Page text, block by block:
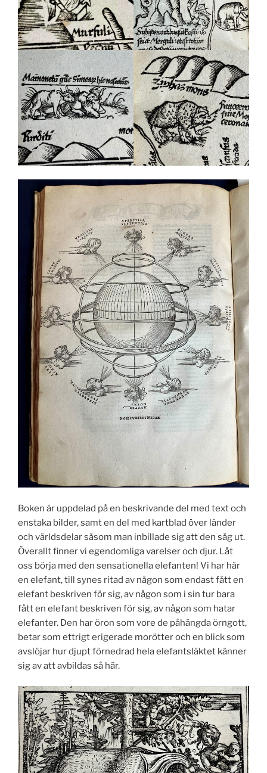
Boken är uppdelad på en beskrivande del med text och
enstaka bilder, samt en del med kartblad över länder
och världsdelar såsom man inbillade sig att den såg ut.
Överallt finner vi egendomliga varelser och djur. Låt
oss börja med den sensationella elefanten! Vi har här
en elefant, till synes ritad av någon som endast fått en
elefant beskriven för sig, av någon som i sin tur bara
fått en elefant beskriven för sig, av någon som hatar
elefanter. Den har öron som vore de påhängda örngott,
betar som ettrigt erigerade morötter och en blick som
avslöjar hur djupt förnedrad hela elefantsläktet känner
sig av att avbildas så här.